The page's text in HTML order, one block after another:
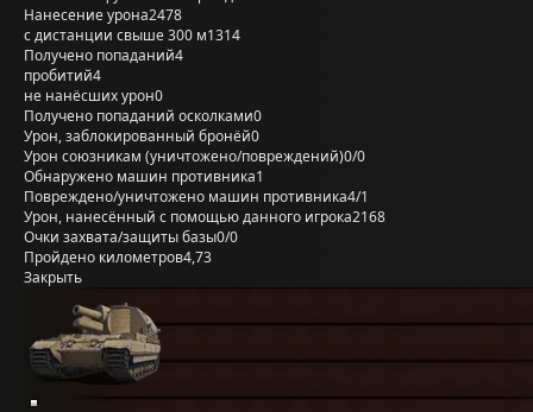
Нанесение урона2478
с дистанции свыше 300 м1314
Получено попаданий4
пробитий4
не нанёсших урон0
Получено попаданий осколками0
Урон, заблокированный бронёй0
Урон союзникам (уничтожено/повреждений)0/0
Обнаружено машин противника1
Повреждено/уничтожено машин противника4/1
Урон, нанесённый с помощью данного игрока2168
Очки захвата/защиты базы0/0
Пройдено километров4,73
Закрыть